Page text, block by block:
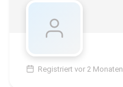
Registriert vor 2 Monaten